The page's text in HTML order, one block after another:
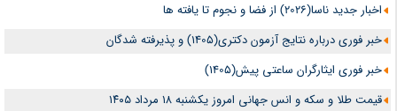
اخبار جدید ناسا(2026) از فضا و نجوم تا یافته ها
خبر فوری درباره نتایج آزمون دکتری(1405) و پذیرفته شدگان
خبر فوری ایثارگران ساعتی پیش(1405)
قیمت طلا و سکه و انس جهانی امروز یکشنبه ۱۸ مرداد ۱۴۰۵